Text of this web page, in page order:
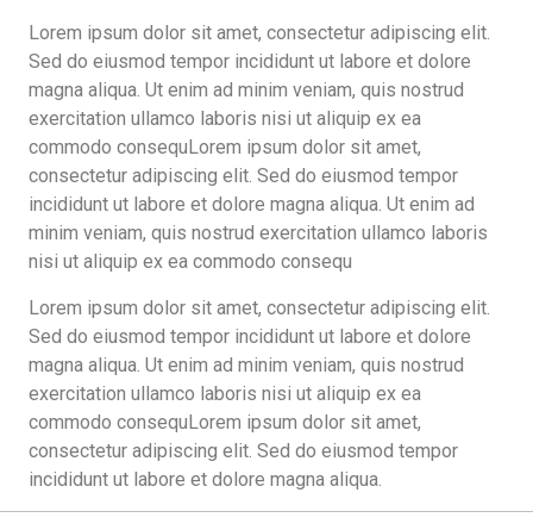
Lorem ipsum dolor sit amet, consectetur adipiscing elit.
Sed do eiusmod tempor incididunt ut labore et dolore
magna aliqua. Ut enim ad minim veniam, quis nostrud
exercitation ullamco laboris nisi ut aliquip ex ea
commodo consequLorem ipsum dolor sit amet,
consectetur adipiscing elit. Sed do eiusmod tempor
incididunt ut labore et dolore magna aliqua. Ut enim ad
minim veniam, quis nostrud exercitation ullamco laboris
nisi ut aliquip ex ea commodo consequ
Lorem ipsum dolor sit amet, consectetur adipiscing elit.
Sed do eiusmod tempor incididunt ut labore et dolore
magna aliqua. Ut enim ad minim veniam, quis nostrud
exercitation ullamco laboris nisi ut aliquip ex ea
commodo consequLorem ipsum dolor sit amet,
consectetur adipiscing elit. Sed do eiusmod tempor
incididunt ut labore et dolore magna aliqua.